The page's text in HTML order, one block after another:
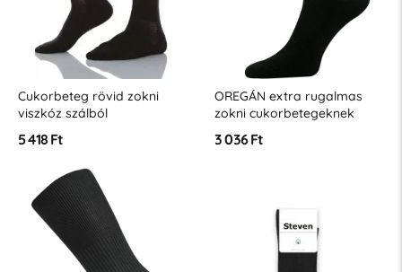
Cukorbeteg rövid zokni
viszkóz szálból
5 418 Ft
OREGÁN extra rugalmas
zokni cukorbetegeknek
3 036 Ft